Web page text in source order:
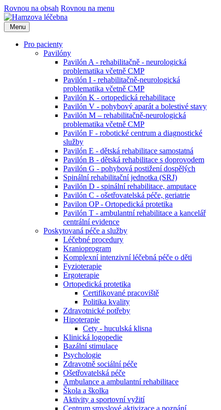
Rovnou na obsah Rovnou na menu
Menu
Pro pacienty
Pavilóny
Pavilón A - rehabilitačně - neurologická
problematika včetně CMP
Pavilón I - rehabilitačně-neurologická
problematika včetně CMP
Pavilón K - ortopedická rehabilitace
Pavilón V - pohybový aparát a bolestivé stavy
Pavilón M – rehabilitačně-neurologická
problematika včetně CMP
Pavilón F - robotické centrum a diagnostické
služby
Pavilón E - dětská rehabilitace samostatná
Pavilón B - dětská rehabilitace s doprovodem
Pavilón G - pohybová postižení dospělých
Spinální rehabilitační jednotka (SRJ)
Pavilón D - spinální rehabilitace, amputace
Pavilón C - ošetřovatelská péče, geriatrie
Pavilon OP - Ortopedická protetika
Pavilón T - ambulantní rehabilitace a kancelář
centrální evidence
Poskytovaná péče a služby
Léčebné procedury
Kranioprogram
Komplexní intenzivní léčebná péče o děti
Fyzioterapie
Ergoterapie
Ortopedická protetika
Certifikované pracoviště
Politika kvality
Zdravotnické potřeby
Hipoterapie
Cety - huculská klisna
Klinická logopedie
Bazální stimulace
Psychologie
Zdravotně sociální péče
Ošetřovatelská péče
Ambulance a ambulantní rehabilitace
Škola a školka
Aktivity a sportovní vyžití
Centrum smyslové aktivizace a poznání